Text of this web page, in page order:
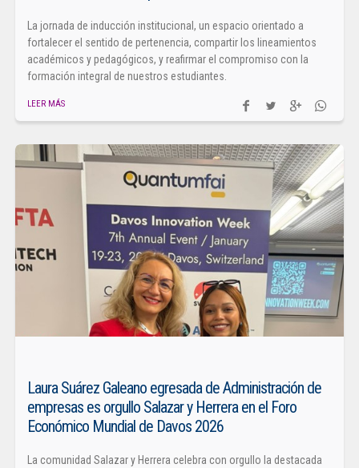
La jornada de inducción institucional, un espacio orientado a
fortalecer el sentido de pertenencia, compartir los lineamientos
académicos y pedagógicos, y reafirmar el compromiso con la
formación integral de nuestros estudiantes.
LEER MÁS
Laura Suárez Galeano egresada de Administración de
empresas es orgullo Salazar y Herrera en el Foro
Económico Mundial de Davos 2026
La comunidad Salazar y Herrera celebra con orgullo la destacada